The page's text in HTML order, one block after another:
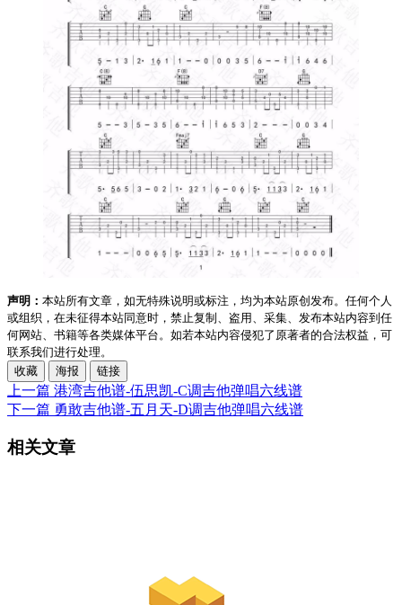
声明： 本站所有文章，如无特殊说明或标注，均为本站原创发布。任何个人
或组织，在未征得本站同意时，禁止复制、盗用、采集、发布本站内容到任
何网站、书籍等各类媒体平台。如若本站内容侵犯了原著者的合法权益，可
联系我们进行处理。
收藏
海报 链接
上一篇 港湾吉他谱-伍思凯-C调吉他弹唱六线谱
下一篇 勇敢吉他谱-五月天-D调吉他弹唱六线谱
相关文章